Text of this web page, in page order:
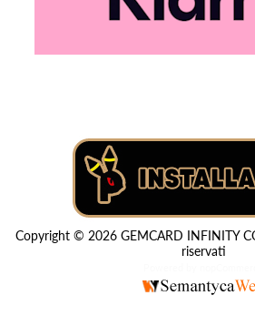
Copyright © 2026 GEMCARD INFINITY
riservati